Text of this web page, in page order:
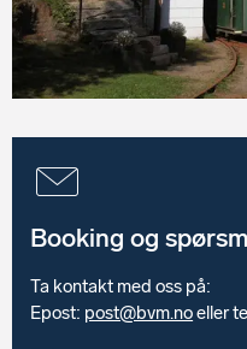
Booking og
Ta kontakt med oss på:
Epost: post@bvm.noeller